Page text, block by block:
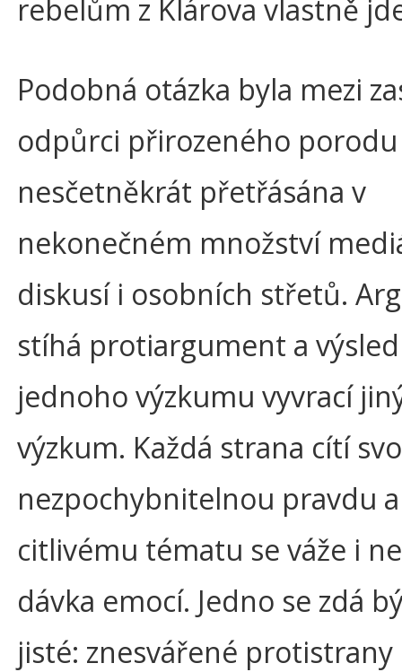
rebelům z Klárova vlastně
Podobná otázka byla mezi
odpůrci přirozeného
nesčetněkrát přetřásána v
nekonečném množství
diskusí i osobních střetů.
stíhá protiargument a
jednoho výzkumu vyvrací
výzkum. Každá strana cítí
nezpochybnitelnou pravdu
citlivému tématu se váže i
dávka emocí. Jedno se zdá
jisté: znesvářené protistrany